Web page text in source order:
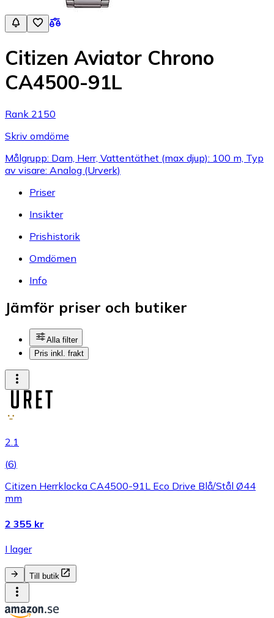
Citizen Aviator Chrono
CA4500-91L
Rank 2150
Skriv omdöme
Målgrupp: Dam, Herr, Vattentäthet (max djup): 100 m, Typ
av visare: Analog (Urverk)
Priser
Insikter
Prishistorik
Omdömen
Info
Jämför priser och butiker
Alla filter
Pris inkl. frakt
2.1
(6)
Citizen Herrklocka CA4500-91L Eco Drive Blå/Stål Ø44
mm
2 355 kr
I lager
Till butik